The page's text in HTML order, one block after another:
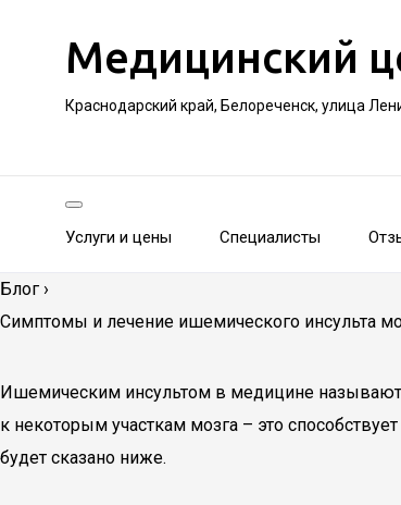
Медицинский
Краснодарский край, Белореченск, улица
Услуги и цены Специалисты
Блог ›
Симптомы и лечение ишемического инсульта
Ишемическим инсультом в медицине называют
к некоторым участкам мозга – это
будет сказано ниже.